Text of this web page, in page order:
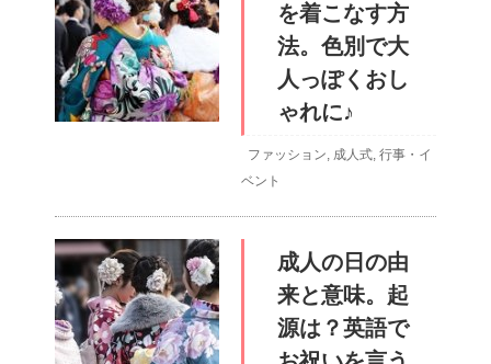
を着こなす方
法。色別で大
人っぽくおし
ゃれに♪
ファッション, 成人式, 行事・イ
ベント
成人の日の由
来と意味。起
源は？英語で